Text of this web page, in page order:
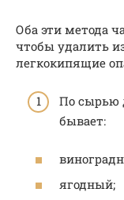
Оба эти метода
чтобы удалить
легкокипящие
По сырью
бывает:
ягодный;